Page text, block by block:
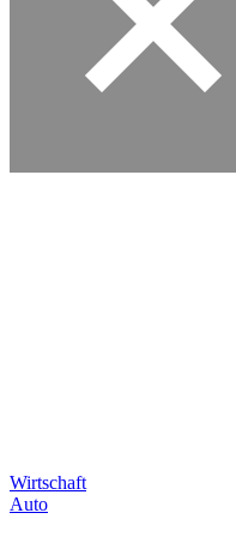
Wirtschaft
Auto